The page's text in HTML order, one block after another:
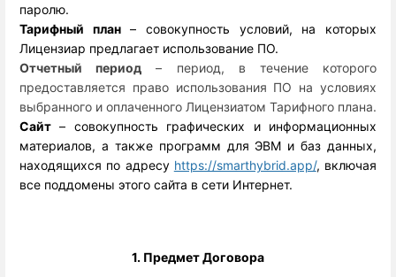
паролю.
Тарифный план – совокупность условий, на которых
Лицензиар предлагает использование ПО.
Отчетный период – период, в течение которого
предоставляется право использования ПО на условиях
выбранного и оплаченного Лицензиатом Тарифного плана.
Сайт – совокупность графических и информационных
материалов, а также программ для ЭВМ и баз данных,
находящихся по адресу https://smarthybrid.app/, включая
все поддомены этого сайта в сети Интернет.
1. Предмет Договора